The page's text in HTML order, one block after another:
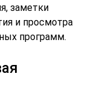
заметки
и просмотра
программ.